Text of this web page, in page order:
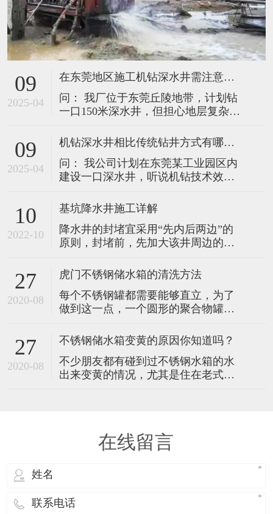
09
2025-04
在东莞地区施工机钻深水井需注意哪些要点？如何延长水井使用寿命？
问： 我厂位于东莞丘陵地带，计划钻
一口150米深水井，但担心地层复杂影
哪些问题？后续应如何维护以保障长
期供水稳定？ 答： 针对东莞地区常见
的地质特点（如上部松散砂层、中部
风化岩、深层裂隙水），结合我司多
一、复杂地层施工的三大
09
2025-04
机钻深水井相比传统钻井方式有哪些核心优势？施工中如何保障成井质量？
问： 我公司计划在东莞某工业园区内
建设一口深水井，听说机钻技术效率
程中如何确保成井质量和用水安全？
答： 机钻深水井技术凭借其高效性、
精准性和适应性，已成为工业及民用
供水领域的首选方案。以下是其核心
一、机钻深水井的四大核心优势
10
2022-10
基坑降水井施工详解
降水井的封堵宜采用“先内后两边”的
原则，封堵前，先加大该井周边的降
进行封堵，对最后封堵的降水 井，应
慎重处理。具体封井顺序及时间要根
据现场观测及设计要求确定，完整施
工流程如下： 一、降水方案设计 1、
实际情况进行降水方案设计。
27
2020-08
虎门不锈钢储水箱的清洗方法
每个不锈钢罐都需要能够直立，为了
做到这一点，一个圆形的聚合物罐可
罐必须放置在坚固和紧凑的基础上。
由于金属水箱结构美观，在地基上安
装金属水箱非常重要。 它很重，一旦
坠落就会立即影响它的结构完整性。
27
2020-08
不锈钢储水箱变黄的原因你知道吗？
不少朋友都有碰到过不锈钢水箱的水
出来变黄的情况，尤其是住在老式建
出来的水变黄的情况，千万不要继续
引用或者用于煮食。那么不锈钢水箱
在线留言